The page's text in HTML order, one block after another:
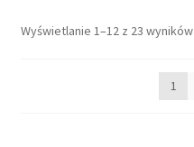
Noże survivalowe
Wyświetlanie 1–12 z 23 wyników
1